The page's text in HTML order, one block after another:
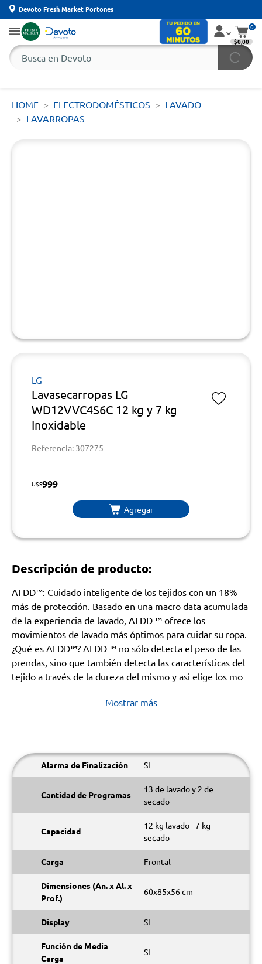
Devoto Fresh Market Portones
0
$0,00
HOME ELECTRODOMÉSTICOS
LAVADO
LAVARROPAS
LG
Lavasecarropas LG
WD12VVC4S6C 12 kg y 7 kg
Inoxidable
Referencia: 307275
U$S999
Agregar
Descripción de producto:
AI DD™: Cuidado inteligente de los tejidos con un 18%
más de protección. Basado en una macro data acumulada
de la experiencia de lavado, AI DD ™ ofrece los
movimientos de lavado más óptimos para cuidar su ropa.
¿Qué es AI DD™? AI DD ™ no sólo detecta el peso de las
prendas, sino que también detecta las características del
tejido a través de la dureza del mismo y asi elige los mo
Mostrar más
Alarma de Finalización SI
Cantidad de Programas
13 de lavado y 2 de
secado
Capacidad
12 kg lavado - 7 kg
secado
Carga Frontal
Dimensiones (An. x Al. x
Prof.)
60x85x56 cm
Display SI
Función de Media
Carga
SI